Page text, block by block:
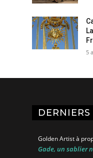
5
Golden Artistà
Gade, un sablier